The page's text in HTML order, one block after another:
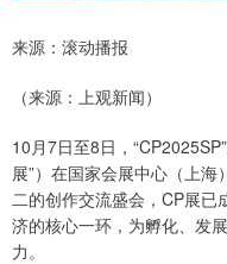
来源：滚动播报
（来源：上观新闻）
10月7日至8日，
展”）在国家会展中心（上
二的创作交流盛会，CP展
济的核心一环，为孵化、发
力。